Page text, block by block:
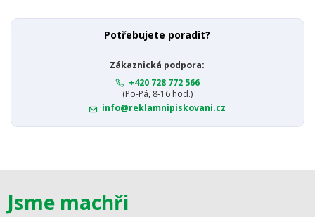
Potřebujete poradit?
Zákaznická podpora:
+420 728 772 566
(Po-Pá, 8-16 hod.)
info@reklamnipiskovani.cz
Jsme machři